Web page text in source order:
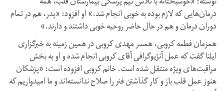
درمان‌هایی که لازم بوده به خوبی انجام شد.» او افزود: «پدر، هم در تمام
دوران درمان و هم در حال حاضر روحیه خوبی داشتند و دارند.»
همزمان فطمه کروبی، همسر مهدی کروبی در همین زمینه به خبرگزاری
ایلنا گفت که عمل آنژیوگرافی آقای کروبی انجام شده و او به بخش
مراقبت‌های ویژه منتقل شده است. خانم کروبی افزوده است: «پزشکان
هنوز عمل قلب باز و کار گذاشتن فنر را صلاح ندانسته‌اند و ما امیدواریم که